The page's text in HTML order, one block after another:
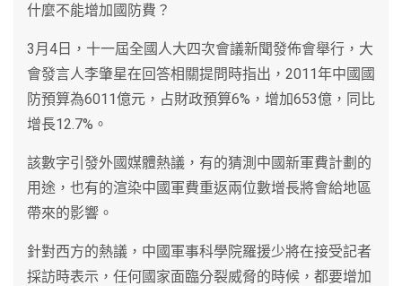
什麼不能增加國防費？
3月4日，十一屆全國人大四次會議新聞發佈會舉行，大
會發言人李肇星在回答相關提問時指出，2011年中國國
防預算為6011億元，占財政預算6%，增加653億，同比
增長12.7%。
該數字引發外國媒體熱議，有的猜測中國新軍費計劃的
用途，也有的渲染中國軍費重返兩位數增長將會給地區
帶來的影響。
針對西方的熱議，中國軍事科學院羅援少將在接受記者
採訪時表示，任何國家面臨分裂威脅的時候，都要增加